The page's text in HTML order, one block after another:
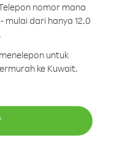
nomor mana
mulai dari hanya 12.0
untuk
ke Kuwait.